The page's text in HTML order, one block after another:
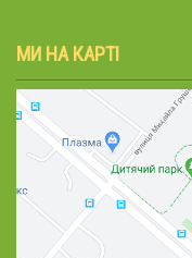
МИ НА КАРТІ